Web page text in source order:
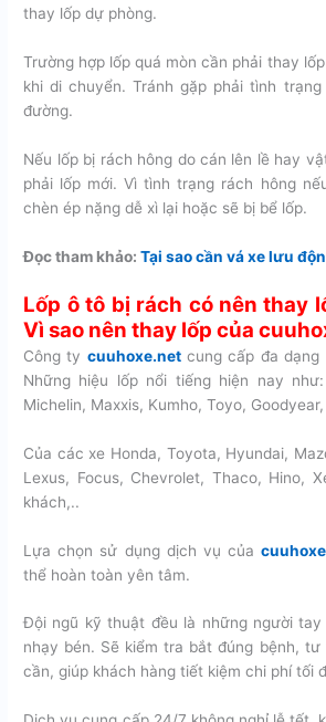
thay lốp dự phòng.
Trường hợp lốp quá mòn cần phải thay
khi di chuyển. Tránh gặp phải tình
đường.
Nếu lốp bị rách hông do cán lên lề hay
phải lốp mới. Vì tình trạng rách hông
chèn ép nặng dễ xì lại hoặc sẽ bị bể lốp.
Đọc tham khảo: Tại sao cần vá xe lưu
Lốp ô tô bị rách có nên thay
Vì sao nên thay lốp của
Công ty cuuhoxe.netcung cấp đa dạng
Những hiệu lốp nổi tiếng hiện nay như:
Michelin, Maxxis, Kumho, Toyo,
Của các xe Honda, Toyota, Hyundai,
Lexus, Focus, Chevrolet, Thaco, Hino,
khách,..
Lựa chọn sử dụng dịch vụ của
thể hoàn toàn yên tâm.
Đội ngũ kỹ thuật đều là những người
nhạy bén. Sẽ kiểm tra bắt đúng bệnh,
cần, giúp khách hàng tiết kiệm chi phí tối